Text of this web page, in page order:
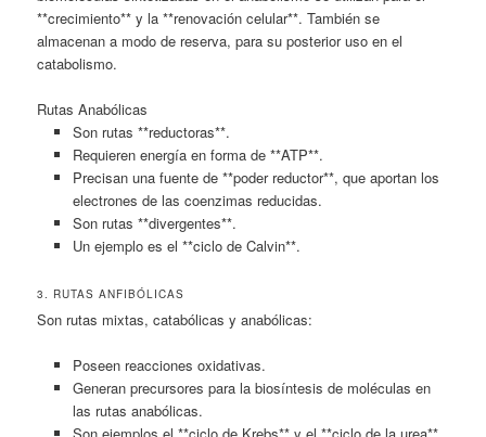
**crecimiento** y la **renovación celular**. También se
almacenan a modo de reserva, para su posterior uso en el
catabolismo.
Rutas Anabólicas
Son rutas **reductoras**.
Requieren energía en forma de **ATP**.
Precisan una fuente de **poder reductor**, que aportan los
electrones de las coenzimas reducidas.
Son rutas **divergentes**.
Un ejemplo es el **ciclo de Calvin**.
3. RUTAS ANFIBÓLICAS
Son rutas mixtas, catabólicas y anabólicas:
Poseen reacciones oxidativas.
Generan precursores para la biosíntesis de moléculas en
las rutas anabólicas.